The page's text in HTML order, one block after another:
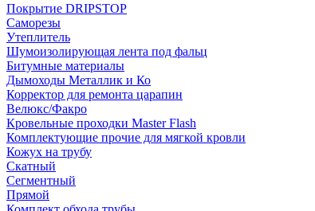
Покрытие DRIPSTOP
Саморезы
Утеплитель
Шумоизолирующая лента под фальц
Битумные материалы
Дымоходы Металлик и Ко
Корректор для ремонта царапин
Велюкс/Факро
Кровельные проходки Master Flash
Комплектующие прочие для мягкой кровли
Кожух на трубу
Скатный
Сегментный
Прямой